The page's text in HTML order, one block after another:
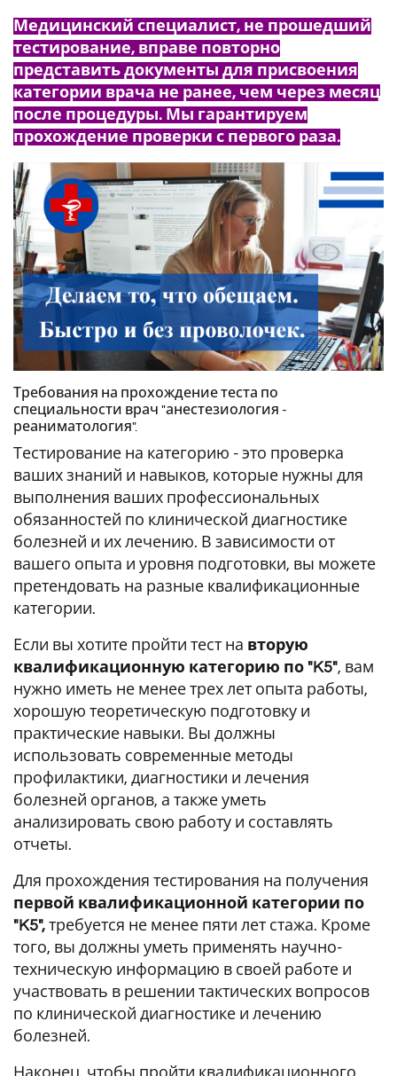
Медицинский специалист, не прошедший
тестирование, вправе повторно
представить документы для присвоения
категории врача не ранее, чем через месяц
после процедуры. Мы гарантируем
прохождение проверки с первого раза.
Требования на прохождение теста по
специальности врач "анестезиология -
реаниматология".
Тестирование на категорию - это проверка
ваших знаний и навыков, которые нужны для
выполнения ваших профессиональных
обязанностей по клинической диагностике
болезней и их лечению. В зависимости от
вашего опыта и уровня подготовки, вы можете
претендовать на разные квалификационные
категории.
Если вы хотите пройти тест на вторую
квалификационную категорию по "K5", вам
нужно иметь не менее трех лет опыта работы,
хорошую теоретическую подготовку и
практические навыки. Вы должны
использовать современные методы
профилактики, диагностики и лечения
болезней органов, а также уметь
анализировать свою работу и составлять
отчеты.
Для прохождения тестирования на получения
первой квалификационной категории по
"K5", требуется не менее пяти лет стажа. Кроме
того, вы должны уметь применять научно-
техническую информацию в своей работе и
участвовать в решении тактических вопросов
по клинической диагностике и лечению
болезней.